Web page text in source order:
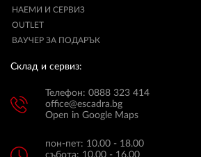
НАЕМИ И СЕРВИЗ
OUTLET
ВАУЧЕР ЗА ПОДАРЪК
Склад и сервиз:
Телефон: 0888 323 414
office@escadra.bg
Open in Google Maps
пон-пет: 10.00 - 18.00
събота: 10.00 - 16.00